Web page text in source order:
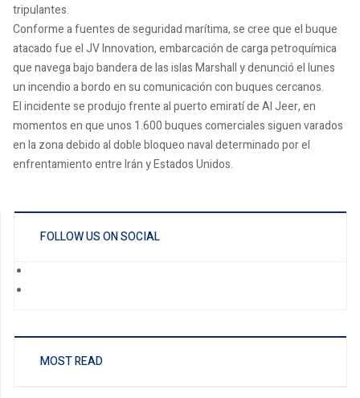
tripulantes.
Conforme a fuentes de seguridad marítima, se cree que el buque
atacado fue el JV Innovation, embarcación de carga petroquímica
que navega bajo bandera de las islas Marshall y denunció el lunes
un incendio a bordo en su comunicación con buques cercanos.
El incidente se produjo frente al puerto emiratí de Al Jeer, en
momentos en que unos 1.600 buques comerciales siguen varados
en la zona debido al doble bloqueo naval determinado por el
enfrentamiento entre Irán y Estados Unidos.
FOLLOW US ON SOCIAL
MOST READ